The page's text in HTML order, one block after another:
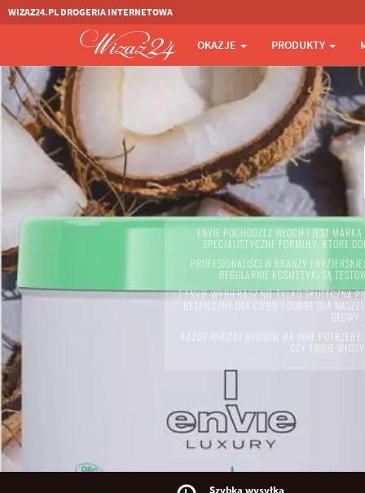
WIZAZ24.PL DROGERIA INTERNETOWA
OKAZJE PRODUKTY
Szybka wysyłka
ENVIE POCHODZI Z WŁOCH I JEST
SPECJALISTYCZNE FORMUŁY, KTÓRE
PROFESJONALIŚCI W BRANŻY
REGULARNIE KOSMETYKI SĄ
Z ENVIE WYBIERASZ NIE TYLKO SKUTECZNĄ
BEZPIECZNE DLA CIEBIE I DOBRE DLA
KAŻDY RODZAJ WŁOSÓW MA INNE
CZY TWOJE